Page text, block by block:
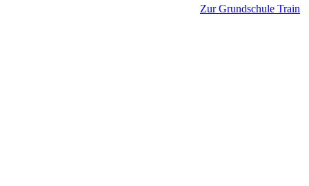
Zur Grundschule Train